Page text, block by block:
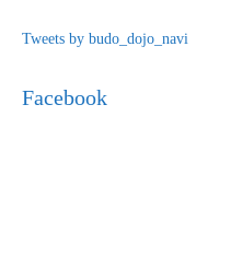
Tweets by budo_dojo_navi
Facebook